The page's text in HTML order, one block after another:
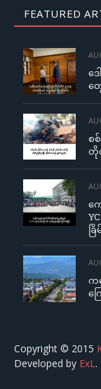
FEATURED
ဒ
တွ
စ
တို
က
ခ
က
က
Copyright © 2015
Developed by ExL .